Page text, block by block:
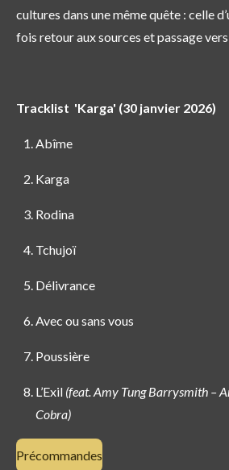
cultures dans une même quête : celle
fois retour aux sources et passage vers
Tracklist 'Karga' (30 janvier 2026)
Abîme
Karga
Rodina
Tchujoï
Délivrance
Avec ou sans vous
Poussière
L’Exil (feat. Amy Tung Barrysmith –
Cobra)
Précommandes